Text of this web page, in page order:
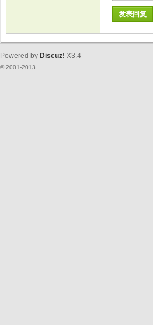
发表回复
Powered by Discuz! X3.4
© 2001-2013